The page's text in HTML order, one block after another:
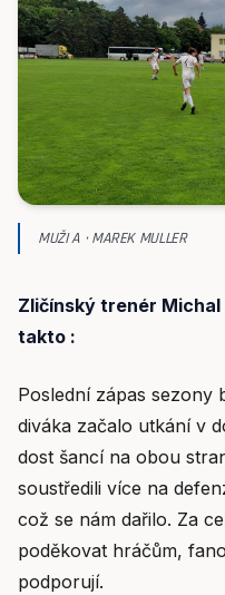
MUŽI A · MAREK MULLER
Zličínský trenér
takto :
Poslední zápas sezony
diváka začalo utkání v
dost šancí na obou
soustředili více na
což se nám dařilo. Za
poděkovat hráčům,
podporují.